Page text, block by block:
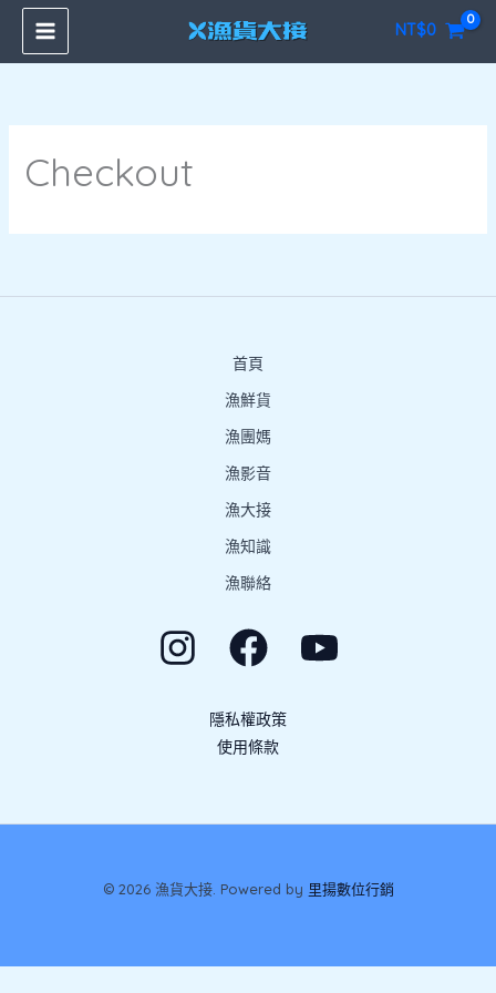
主
內
NT$0
Checkout
首頁
漁鮮貨
漁團媽
漁影音
漁大接
漁知識
漁聯絡
隱私權政策
使用條款
© 2026 漁貨大接. Powered by 里揚數位行銷